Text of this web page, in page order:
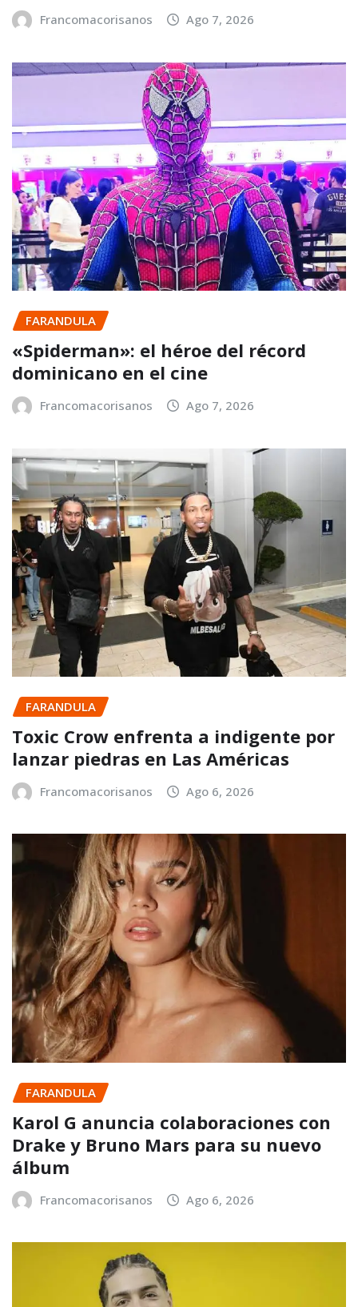
Francomacorisanos Ago 7, 2026
FARANDULA
«Spiderman»: el héroe del récord
dominicano en el cine
Francomacorisanos Ago 7, 2026
FARANDULA
Toxic Crow enfrenta a indigente por
lanzar piedras en Las Américas
Francomacorisanos Ago 6, 2026
FARANDULA
Karol G anuncia colaboraciones con
Drake y Bruno Mars para su nuevo
álbum
Francomacorisanos Ago 6, 2026